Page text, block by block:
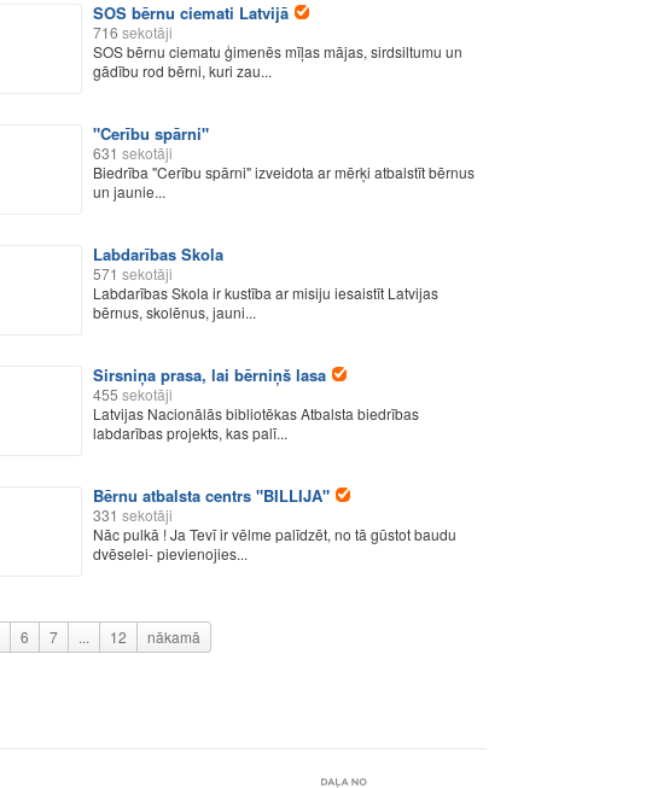
SOS bērnu ciemati Latvijā
716 sekotāji
SOS bērnu ciematu ģimenēs mīļas mājas, sirdsiltumu un
gādību rod bērni, kuri zau...
"Cerību spārni"
631 sekotāji
Biedrība "Cerību spārni" izveidota ar mērķi atbalstīt bērnus
un jaunie...
Labdarības Skola
571 sekotāji
Labdarības Skola ir kustība ar misiju iesaistīt Latvijas
bērnus, skolēnus, jauni...
Sirsniņa prasa, lai bērniņš lasa
455 sekotāji
Latvijas Nacionālās bibliotēkas Atbalsta biedrības
labdarības projekts, kas palī...
Bērnu atbalsta centrs "BILLIJA"
331 sekotāji
Nāc pulkā ! Ja Tevī ir vēlme palīdzēt, no tā gūstot baudu
dvēselei- pievienojies...
6 7 ... 12 nākamā